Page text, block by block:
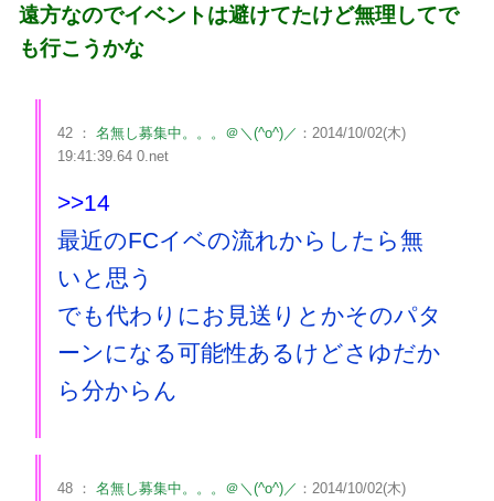
遠方なのでイベントは避けてたけど無理してで
も行こうかな
42 ： 名無し募集中。。。＠＼(^o^)／ ：2014/10/02(木)
19:41:39.64 0.net
>>14
最近のFCイベの流れからしたら無
いと思う
でも代わりにお見送りとかそのパタ
ーンになる可能性あるけどさゆだか
ら分からん
48 ： 名無し募集中。。。＠＼(^o^)／ ：2014/10/02(木)